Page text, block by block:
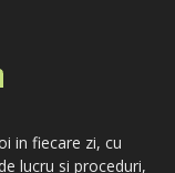
in fiecare zi, cu
lucru si proceduri,